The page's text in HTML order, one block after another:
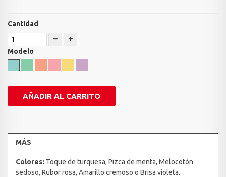
Cantidad
Modelo
AÑADIR AL CARRITO
MÁS
Colores: Toque de turquesa, Pizca de menta, Melocotón
sedoso, Rubor rosa, Amarillo cremoso o Brisa violeta.